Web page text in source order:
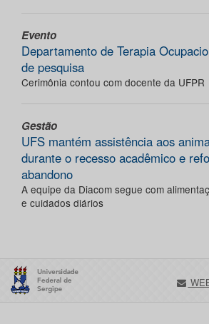
Evento
Departamento de Terapia
de pesquisa
Cerimônia contou com docente da UFPR
Gestão
UFS mantém assistência aos
durante o recesso acadêmico e
abandono
A equipe da Diacom segue com
e cuidados diários